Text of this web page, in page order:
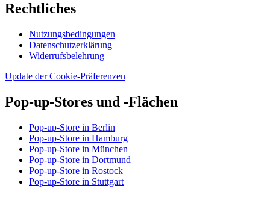
Rechtliches
Nutzungsbedingungen
Datenschutzerklärung
Widerrufsbelehrung
Update der Cookie-Präferenzen
Pop-up-Stores und -Flächen
Pop-up-Store in Berlin
Pop-up-Store in Hamburg
Pop-up-Store in München
Pop-up-Store in Dortmund
Pop-up-Store in Rostock
Pop-up-Store in Stuttgart